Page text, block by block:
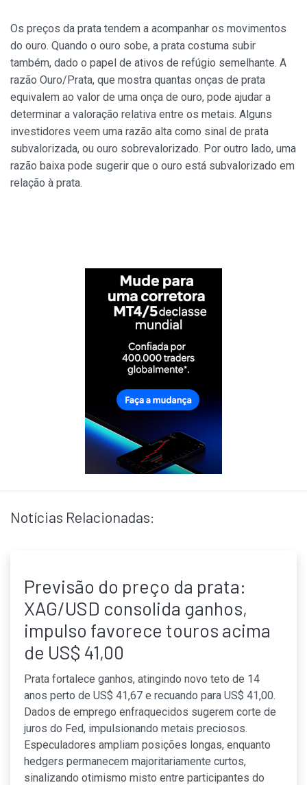
Os preços da prata tendem a acompanhar os movimentos
do ouro. Quando o ouro sobe, a prata costuma subir
também, dado o papel de ativos de refúgio semelhante. A
razão Ouro/Prata, que mostra quantas onças de prata
equivalem ao valor de uma onça de ouro, pode ajudar a
determinar a valoração relativa entre os metais. Alguns
investidores veem uma razão alta como sinal de prata
subvalorizada, ou ouro sobrevalorizado. Por outro lado, uma
razão baixa pode sugerir que o ouro está subvalorizado em
relação à prata.
Notícias Relacionadas:
Previsão do preço da prata:
XAG/USD consolida ganhos,
impulso favorece touros acima
de US$ 41,00
Prata fortalece ganhos, atingindo novo teto de 14
anos perto de US$ 41,67 e recuando para US$ 41,00.
Dados de emprego enfraquecidos sugerem corte de
juros do Fed, impulsionando metais preciosos.
Especuladores ampliam posições longas, enquanto
hedgers permanecem majoritariamente curtos,
sinalizando otimismo misto entre participantes do